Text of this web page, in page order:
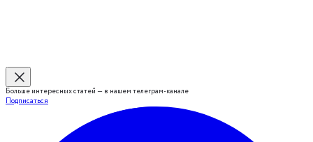
Больше интересных статей — в нашем телеграм-канале
Подписаться